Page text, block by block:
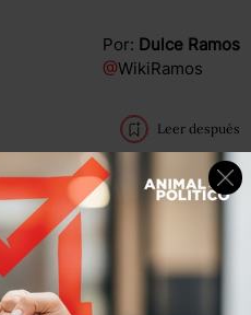
Por: Dulce Ramos
@WikiRamos
Leer después
no sólo fue la traición a una
repetida por
el Congreso no es